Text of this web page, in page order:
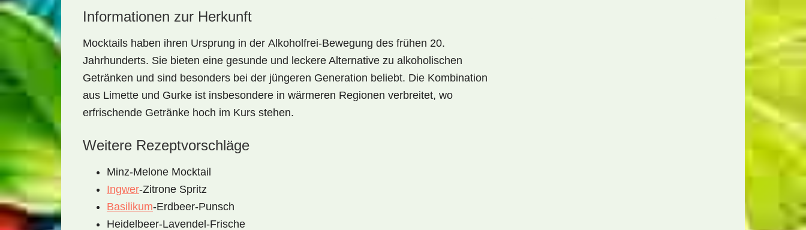
Informationen zur Herkunft
Mocktails haben ihren Ursprung in der Alkoholfrei-Bewegung des frühen 20.
Jahrhunderts. Sie bieten eine gesunde und leckere Alternative zu alkoholischen
Getränken und sind besonders bei der jüngeren Generation beliebt. Die Kombination
aus Limette und Gurke ist insbesondere in wärmeren Regionen verbreitet, wo
erfrischende Getränke hoch im Kurs stehen.
Weitere Rezeptvorschläge
Minz-Melone Mocktail
Ingwer-Zitrone Spritz
Basilikum-Erdbeer-Punsch
Heidelbeer-Lavendel-Frische